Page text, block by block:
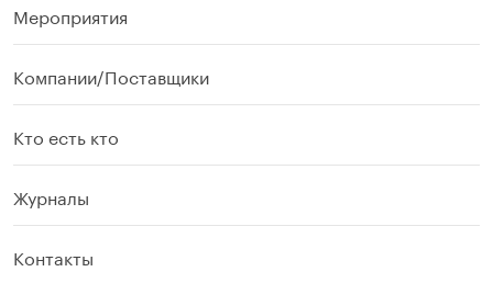
Мероприятия
Компании/Поставщики
Кто есть кто
Журналы
Контакты